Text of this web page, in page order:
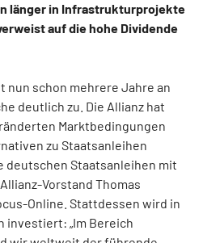
länger in Infrastrukturprojekte
auf die hohe Dividende
nun schon mehrere Jahre an
deutlich zu. Die Allianz hat
Marktbedingungen
zu Staatsanleihen
deutschen Staatsanleihen mit
Vorstand Thomas
Online. Stattdessen wird in
investiert: „Im Bereich